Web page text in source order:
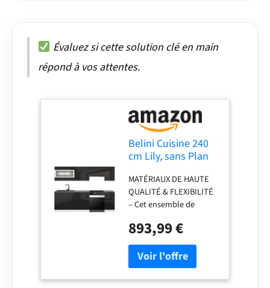
Évaluez si cette solution clé en main
répond à vos attentes.
Belini Cuisine 240
cm Lily, sans Plan
Très Brillant
MATÉRIAUX DE HAUTE
QUALITÉ & FLEXIBILITÉ
– Cet ensemble de
fabriqué en panneaux
décoratifs Econatura
durables, séduit par sa
stabilité et sa finition
haut de gamme. Tous
893,99 €